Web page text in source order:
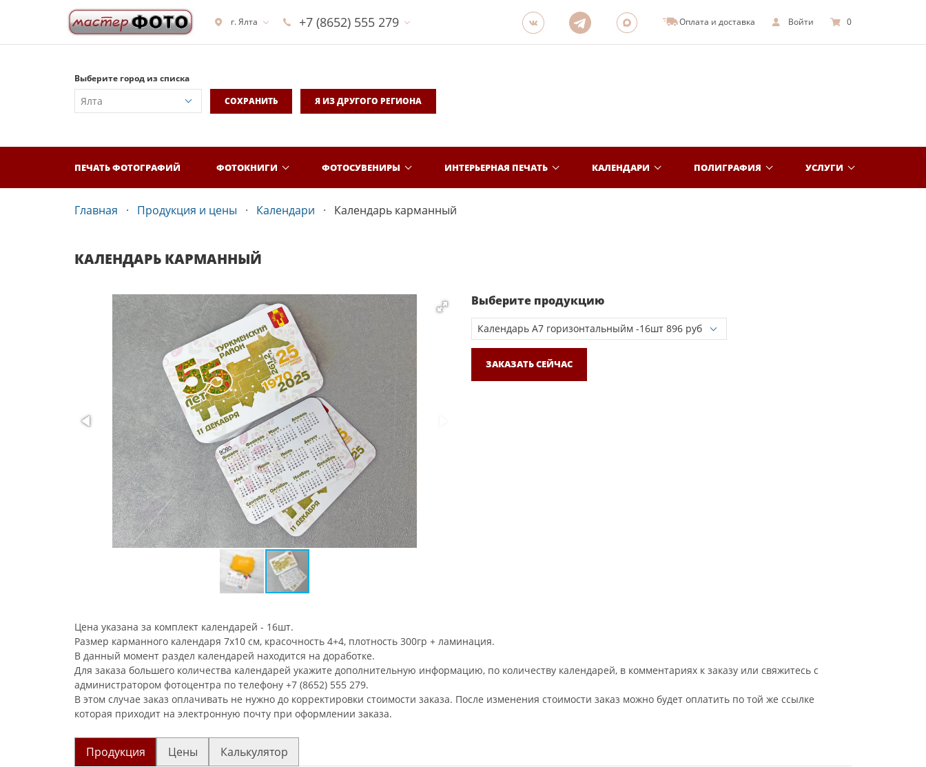
г. Ялта +7 (8652) 555 279 Оплата и доставка Войти 0
Выберите город из списка
СОХРАНИТЬ
Я ИЗ ДРУГОГО РЕГИОНА
ПЕЧАТЬ ФОТОГРАФИЙ ФОТОКНИГИ ФОТОСУВЕНИРЫ ИНТЕРЬЕРНАЯ ПЕЧАТЬ КАЛЕНДАРИ ПОЛИГРАФИЯ УСЛУГИ
Главная Продукция и цены Календари Календарь карманный
КАЛЕНДАРЬ КАРМАННЫЙ
Выберите продукцию
ЗАКАЗАТЬ СЕЙЧАС
Цена указана за комплект календарей - 16шт.
Размер карманного календаря 7х10 см, красочность 4+4, плотность 300гр + ламинация.
В данный момент раздел календарей находится на доработке.
Для заказа большего количества календарей укажите дополнительную информацию, по количеству календарей, в комментариях к заказу или свяжитесь с
администратором фотоцентра по телефону +7 (8652) 555 279.
В этом случае заказ оплачивать не нужно до корректировки стоимости заказа. После изменения стоимости заказ можно будет оплатить по той же ссылке
которая приходит на электронную почту при оформлении заказа.
Продукция Цены Калькулятор